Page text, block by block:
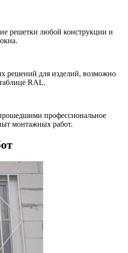
решетки любой конструкции и
решений для изделий, возможно
RAL.
профессиональное
монтажных работ.